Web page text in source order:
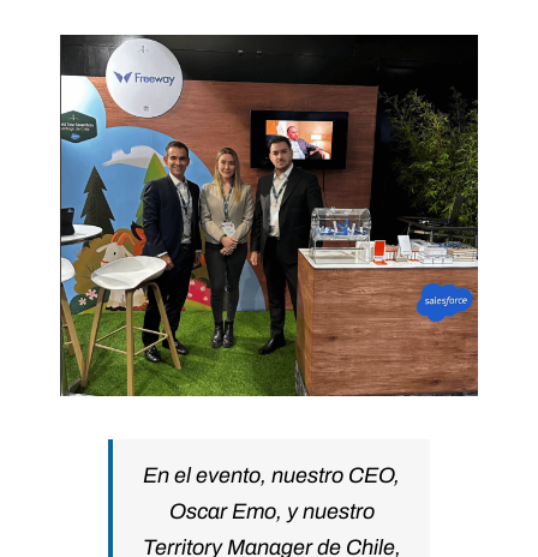
En el evento, nuestro CEO,
Oscar Emo, y nuestro
Territory Manager de Chile,